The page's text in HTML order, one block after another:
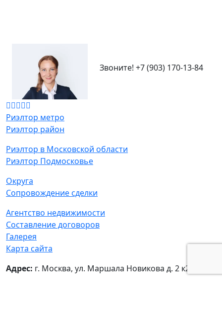
Звоните! +7 (903) 170-13-84
Риэлтор метро
Риэлтор район
Риэлтор в Московской области
Риэлтор Подмосковье
Округа
Сопровождение сделки
Агентство недвижимости
Составление договоров
Галерея
Карта сайта
Адрес: г. Москва, ул. Маршала Новикова д. 2 к2